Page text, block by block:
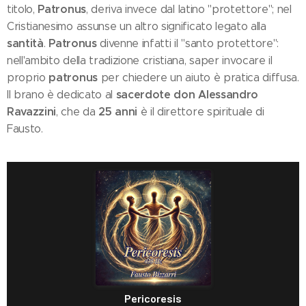
titolo, Patronus, deriva invece dal latino "protettore"; nel
Cristianesimo assunse un altro significato legato alla
santità. Patronusdivenne infatti il "santo protettore":
nell'ambito della tradizione cristiana, saper invocare il
proprio patronusper chiedere un aiuto è pratica diffusa.
Il brano è dedicato al sacerdote don Alessandro
Ravazzini, che da 25 anni è il direttore spirituale di
Fausto.